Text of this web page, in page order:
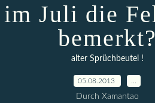
Juli die
bemerkt?
alter Sprüchbeutel !
05.08.2013
Durch Xamantao